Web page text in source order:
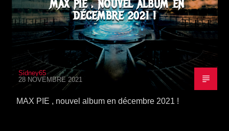
MAX PIE , NOUVEL ALBUM EN
DÉCEMBRE 2021 !
Sidney65
28 NOVEMBRE 2021
MAX PIE , nouvel album en décembre 2021 !